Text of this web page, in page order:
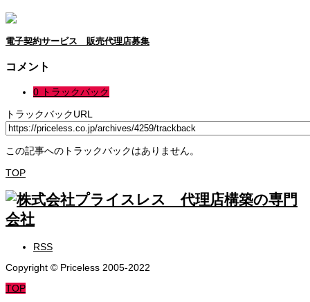
電子契約サービス 販売代理店募集
コメント
0 トラックバック
トラックバックURL
この記事へのトラックバックはありません。
TOP
RSS
Copyright © Priceless 2005-2022
TOP